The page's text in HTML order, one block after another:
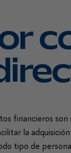
financieros son
la
tipo de